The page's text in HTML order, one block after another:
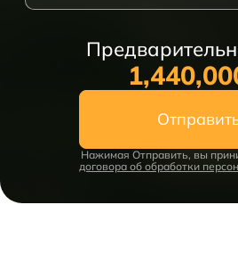
Нажимая Отправить, вы
договора об обработки